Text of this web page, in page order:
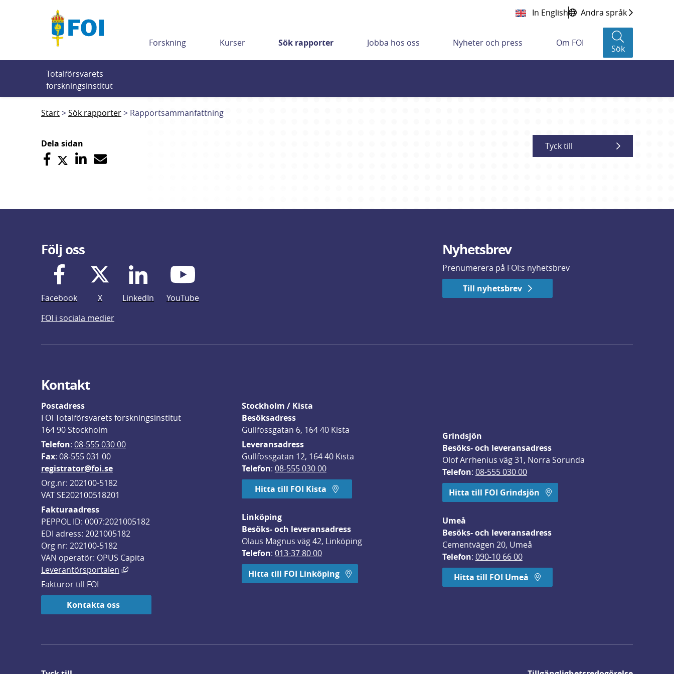
In English Andra språk
Forskning Kurser Sök rapporter Jobba hos oss Nyheter och press Om FOI
Sök
Totalförsvarets
forskningsinstitut
Start Sök rapporter Rapportsammanfattning
Dela sidan Tyck till
Följ oss
Facebook X LinkedIn
YouTube
FOI i sociala medier
Nyhetsbrev
Prenumerera på FOI:s nyhetsbrev
Till nyhetsbrev
Kontakt
Postadress
FOI Totalförsvarets forskningsinstitut
164 90 Stockholm
Telefon: 08-555 030 00
Fax: 08-555 031 00
registrator@foi.se
Org.nr: 202100-5182
VAT SE202100518201
Fakturaadress
PEPPOL ID: 0007:2021005182
EDI adress: 2021005182
Org nr: 202100-5182
VAN operatör: OPUS Capita
Leverantörsportalen
Länk till annan webbplats, öppnas i nytt fönster.
Fakturor till FOI
Kontakta oss
Stockholm / Kista
Besöksadress
Gullfossgatan 6, 164 40 Kista
Leveransadress
Gullfossgatan 12, 164 40 Kista
Telefon: 08-555 030 00
Hitta till FOI Kista
Linköping
Besöks- och leveransadress
Olaus Magnus väg 42, Linköping
Telefon: 013-37 80 00
Hitta till FOI Linköping
Grindsjön
Besöks- och leveransadress
Olof Arrhenius väg 31, Norra Sorunda
Telefon: 08-555 030 00
Hitta till FOI Grindsjön
Umeå
Besöks- och leveransadress
Cementvägen 20, Umeå
Telefon: 090-10 66 00
Hitta till FOI Umeå